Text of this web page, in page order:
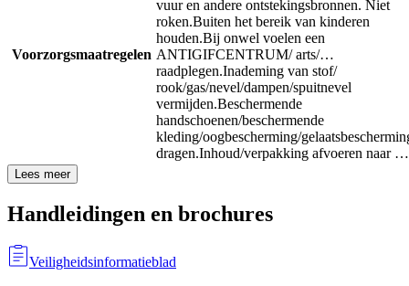
Voorzorgsmaatregelen
vuur en andere ontstekingsbronnen. Niet
roken.Buiten het bereik van kinderen
houden.Bij onwel voelen een
ANTIGIFCENTRUM/ arts/…
raadplegen.Inademing van stof/
rook/gas/nevel/dampen/spuitnevel
vermijden.Beschermende
handschoenen/beschermende
kleding/oogbescherming/
dragen.Inhoud/verpakking afvoeren naar …
Lees meer
Handleidingen en brochures
Veiligheidsinformatieblad